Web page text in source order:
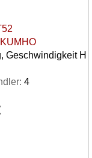
Geschwindigkeit H
4